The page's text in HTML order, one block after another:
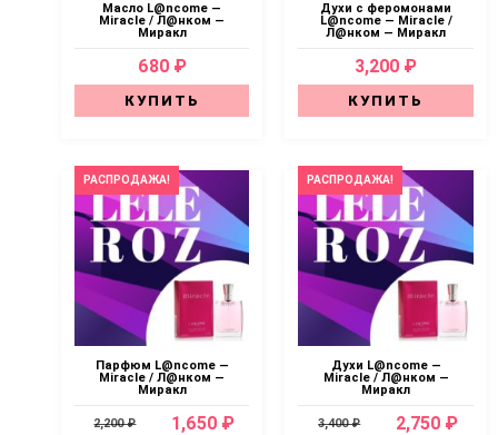
Масло L@ncome —
Miracle / Л@нком —
Миракл
680 ₽
КУПИТЬ
Духи с феромонами
L@ncome — Miracle /
Л@нком — Миракл
3,200 ₽
КУПИТЬ
РАСПРОДАЖА!
Парфюм L@ncome —
Miracle / Л@нком —
Миракл
2,200 ₽ 1,650 ₽
РАСПРОДАЖА!
Духи L@ncome —
Miracle / Л@нком —
Миракл
3,400 ₽ 2,750 ₽